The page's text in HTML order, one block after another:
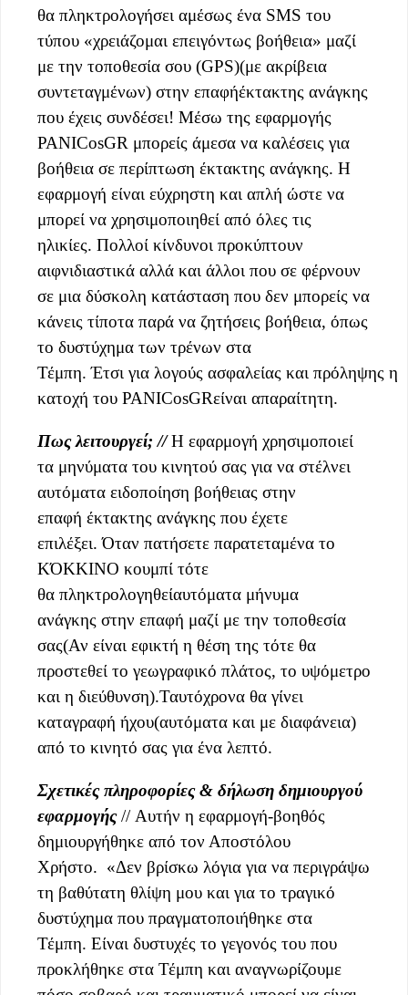
θα πληκτρολογήσει αμέσως ένα SMS του
τύπου «χρειάζομαι επειγόντως βοήθεια» μαζί
με την τοποθεσία σου (GPS)(με ακρίβεια
συντεταγμένων) στην επαφήέκτακτης ανάγκης
που έχεις συνδέσει! Μέσω της εφαρμογής
PANICosGR μπορείς άμεσα να καλέσεις για
βοήθεια σε περίπτωση έκτακτης ανάγκης. Η
εφαρμογή είναι εύχρηστη και απλή ώστε να
μπορεί να χρησιμοποιηθεί από όλες τις
ηλικίες. Πολλοί κίνδυνοι προκύπτουν
αιφνιδιαστικά αλλά και άλλοι που σε φέρνουν
σε μια δύσκολη κατάσταση που δεν μπορείς να
κάνεις τίποτα παρά να ζητήσεις βοήθεια, όπως
το δυστύχημα των τρένων στα
Τέμπη. Έτσι για λογούς ασφαλείας και πρόληψης η
κατοχή του PANICosGRείναι απαραίτητη.
Πως λειτουργεί; //Η εφαρμογή χρησιμοποιεί
τα μηνύματα του κινητού σας για να στέλνει
αυτόματα ειδοποίηση βοήθειας στην
επαφή έκτακτης ανάγκης που έχετε
επιλέξει. Όταν πατήσετε παρατεταμένα το
ΚΌΚΚΙΝΟ κουμπί τότε
θα πληκτρολογηθείαυτόματα μήνυμα
ανάγκης στην επαφή μαζί με την τοποθεσία
σας(Αν είναι εφικτή η θέση της τότε θα
προστεθεί το γεωγραφικό πλάτος, το υψόμετρο
και η διεύθυνση).Ταυτόχρονα θα γίνει
καταγραφή ήχου(αυτόματα και με διαφάνεια)
από το κινητό σας για ένα λεπτό.
Σχετικές πληροφορίες & δήλωση δημιουργού
εφαρμογής// Αυτήν η εφαρμογή-βοηθός
δημιουργήθηκε από τον Αποστόλου
Χρήστο. «Δεν βρίσκω λόγια για να περιγράψω
τη βαθύτατη θλίψη μου και για το τραγικό
δυστύχημα που πραγματοποιήθηκε στα
Τέμπη. Είναι δυστυχές το γεγονός του που
προκλήθηκε στα Τέμπη και αναγνωρίζουμε